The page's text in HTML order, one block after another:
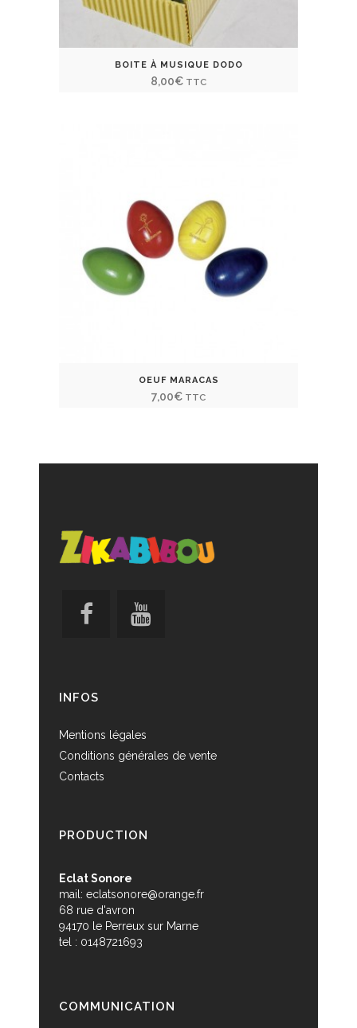
BOITE À MUSIQUE DODO
8,00€ TTC
OEUF MARACAS
7,00€ TTC
INFOS
Mentions légales
Conditions générales de vente
Contacts
PRODUCTION
Eclat Sonore
mail: eclatsonore@orange.fr
68 rue d'avron
94170 le Perreux sur Marne
tel : 0148721693
COMMUNICATION